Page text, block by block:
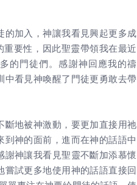
的加入，神讓我看見興起更多成
要性，因此聖靈帶領我在最近
的門徒們。感謝神回應我的禱
中看見神喚醒了門徒更勇敢去帶
斷地被神激動，要更加直接用祂
到神的面前，進而在神的話語中
謝神讓我看見聖靈不斷加添慕懷
嘗試更多地使用神的話語直接回